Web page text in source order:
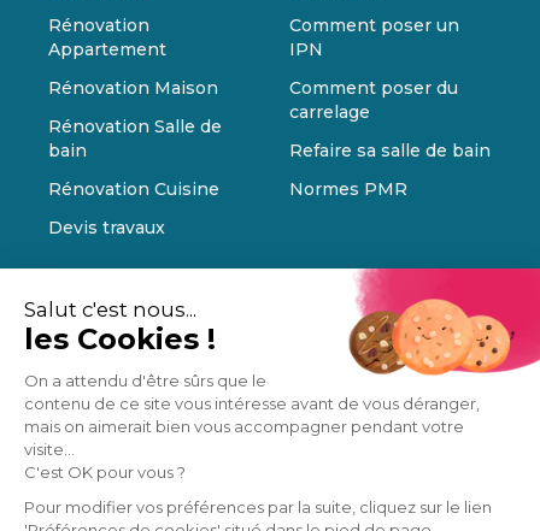
Salut c'est nous...
les Cookies !
On a attendu d'être sûrs que le
contenu de ce site vous intéresse avant de vous déranger,
mais on aimerait bien vous accompagner pendant votre
visite...
C'est OK pour vous ?
Pour modifier vos préférences par la suite, cliquez sur le lien
Rénovation
Appartement
Rénovation Maison
Rénovation Salle de
bain
Rénovation Cuisine
Devis travaux
Comment poser un
IPN
Comment poser du
carrelage
Refaire sa salle de bain
Normes PMR